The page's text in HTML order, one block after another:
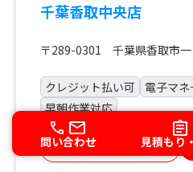
千葉香取中央店
〒289-0301 千葉県香取市
クレジット払い可 電子マ
早朝作業対応
0120-539-201
問い合わせ 見積もり